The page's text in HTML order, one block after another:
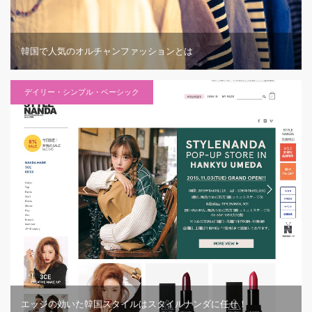
韓国で人気のオルチャンファッションとは
デイリー・シンプル・ベーシック
エッジの効いた韓国スタイルはスタイルナンダに任せ！